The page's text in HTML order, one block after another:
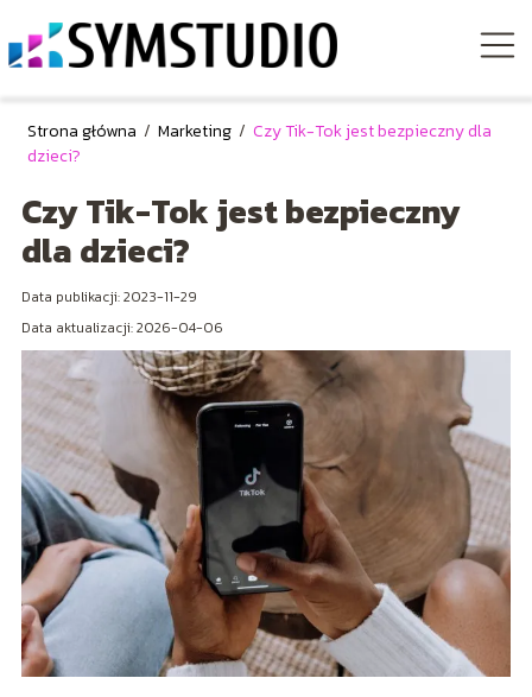
Strona główna / Marketing / Czy Tik-Tok jest bezpieczny dla
dzieci?
Czy Tik-Tok jest bezpieczny
dla dzieci?
Data publikacji: 2023-11-29
Data aktualizacji: 2026-04-06